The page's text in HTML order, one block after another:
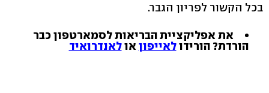
בכל הקשור לפריון הגבר.
את אפליקציית הבריאות לסמארטפון כבר
הורדת? הורידולאייפון אולאנדרואיד